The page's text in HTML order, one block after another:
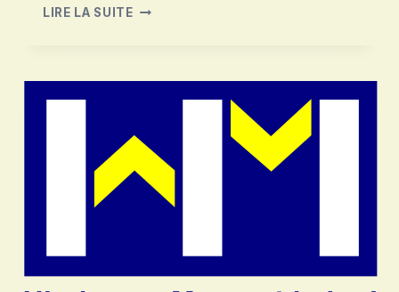
LIRE LA SUITEHINDUSTAN